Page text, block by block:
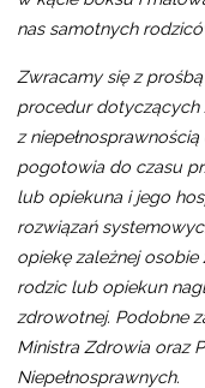
nas samotnych
Zwracamy się z
procedur dotyczących
z
pogotowia do czasu
lub opiekuna i jego
rozwiązań
opiekę zależnej osobie
rodzic lub opiekun
zdrowotnej. Podobne
Ministra Zdrowia oraz
Niepełnosprawnych.